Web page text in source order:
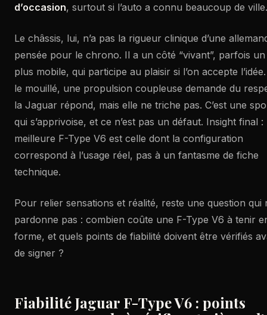
d’occasion, surtout si l’auto a connu beaucoup de ville.
Le châssis, lui, n’a pas la rigueur clinique d’une
pensée pour le chrono. Il a un côté “vivant”, parfois
plus mobile, qui participe au plaisir si l’on accepte
le mouillé, une propulsion coupleuse demande du
la Jaguar répond, mais elle ne triche pas. C’est une
qui s’apprivoise, et ce n’est pas un défaut. Insight final :
meilleure F-Type V6 est celle dont la configuration
correspond à l’usage réel, pas à un fantasme de fiche
technique.
Pour relier sensations et réalité, reste une question qui
pardonne pas : combien coûte une F-Type V6 à tenir
forme, et quels points de fiabilité doivent être vérifiés
de signer ?
Fiabilité Jaguar F-Type V6 : points